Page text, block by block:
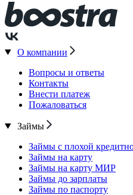
О компании
Вопросы и ответы
Контакты
Внести платеж
Пожаловаться
Займы
Займы с плохой
Займы на карту
Займы на карту МИР
Займы до зарплаты
Займы по паспорту